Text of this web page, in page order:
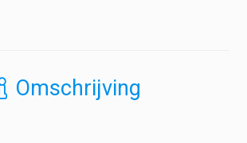
Omschrijving